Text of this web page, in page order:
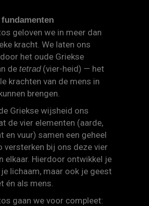
geloven we in meer dan
kracht. We laten ons
het oude Griekse
de tetrad(vier-heid) — het
krachten van de mens in
brengen.
Griekse wijsheid ons
de vier elementen (aarde,
en vuur) samen een geheel
versterken bij ons deze vier
elkaar. Hierdoor ontwikkel je
lichaam, maar ook je geest
én als mens.
gaan we voor compleet: